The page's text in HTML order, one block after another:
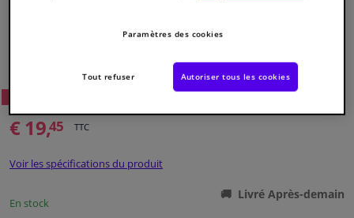
Atelier & outils
7316575846145
€ 19,45 TTC
Voir les spécifications du produit
En stock
Livré Après-demain
Paramètres des cookies
Tout refuser Autoriser tous les cookies